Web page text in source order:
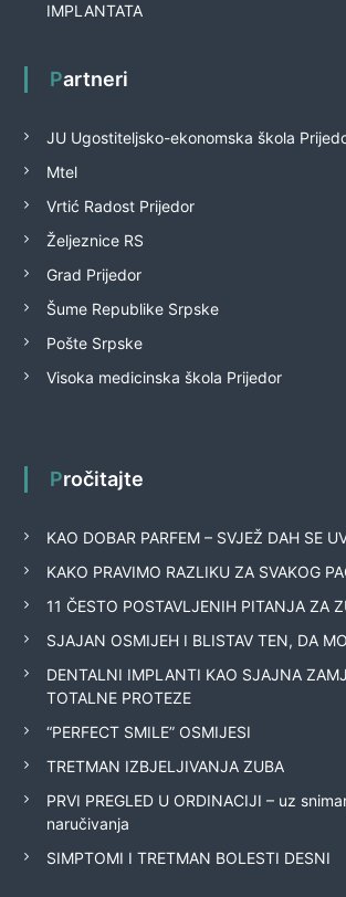
IMPLANTATA
Partneri
JU Ugostiteljsko-ekonomska škola
Mtel
Vrtić Radost Prijedor
Željeznice RS
Grad Prijedor
Šume Republike Srpske
Pošte Srpske
Visoka medicinska škola Prijedor
Pročitajte
KAO DOBAR PARFEM – SVJEŽ DAH SE
KAKO PRAVIMO RAZLIKU ZA SVAKOG
11 ČESTO POSTAVLJENIH PITANJA ZA
SJAJAN OSMIJEH I BLISTAV TEN, DA
DENTALNI IMPLANTI KAO SJAJNA
TOTALNE PROTEZE
“PERFECT SMILE” OSMIJESI
TRETMAN IZBJELJIVANJA ZUBA
PRVI PREGLED U ORDINACIJI – uz
naručivanja
SIMPTOMI I TRETMAN BOLESTI DESNI